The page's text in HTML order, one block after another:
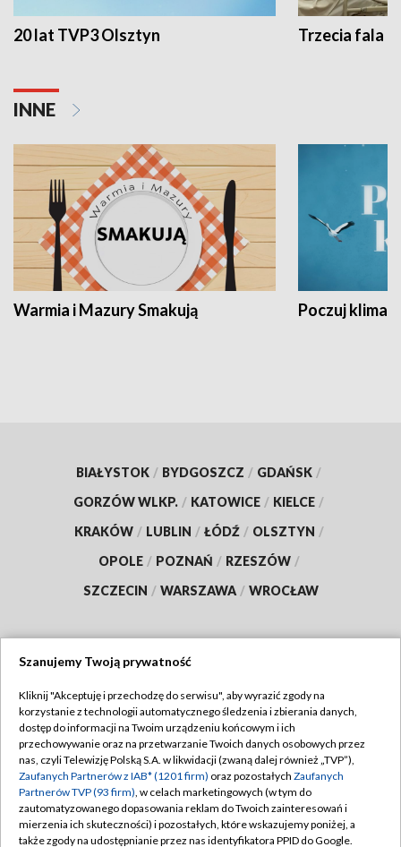
20 lat TVP3 Olsztyn Trzecia fala -
INNE
Warmia i Mazury Smakują Poczuj klimat
BIAŁYSTOK / BYDGOSZCZ / GDAŃSK /
GORZÓW WLKP. / KATOWICE / KIELCE /
KRAKÓW / LUBLIN / ŁÓDŹ / OLSZTYN /
OPOLE / POZNAŃ / RZESZÓW /
SZCZECIN / WARSZAWA / WROCŁAW
TVP
Abonament TVP
Emisja w TVP
Centrum informacji TVP
Naziemna Telewizja Cyfrowa
Regulamin TVP
Polityka prywatności
Moje zgody
Pomoc
Szanujemy Twoją prywatność
Kliknij "Akceptuję i przechodzę do serwisu", aby wyrazić zgody na
korzystanie z technologii automatycznego śledzenia i zbierania danych,
dostęp do informacji na Twoim urządzeniu końcowym i ich
przechowywanie oraz na przetwarzanie Twoich danych osobowych przez
nas, czyli Telewizję Polską S.A. w likwidacji (zwaną dalej również „TVP”),
Zaufanych Partnerów z IAB* (1201 firm) oraz pozostałych Zaufanych
Partnerów TVP (93 firm), w celach marketingowych (w tym do
zautomatyzowanego dopasowania reklam do Twoich zainteresowań i
mierzenia ich skuteczności) i pozostałych, które wskazujemy poniżej, a
także zgody na udostępnianie przez nas identyfikatora PPID do Google.